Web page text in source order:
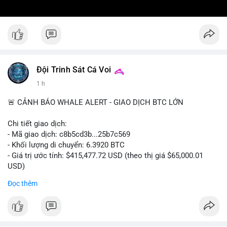
Đội Trinh Sát Cá Voi
1 h
🚨 CẢNH BÁO WHALE ALERT - GIAO DỊCH BTC LỚN
Chi tiết giao dịch:
- Mã giao dịch: c8b5cd3b...25b7c569
- Khối lượng di chuyển: 6.3920 BTC
- Giá trị ước tính: $415,477.72 USD (theo thị giá $65,000.01
USD)
nghìn USD được xác nhận trong mempool, mức chuyển động
Đọc thêm